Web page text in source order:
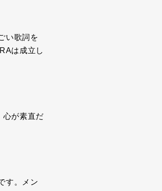
い歌詞を
は成立し
心が素直だ
す。メン